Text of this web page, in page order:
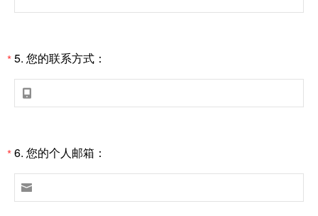
*5. 您的联系方式：

*6. 您的个人邮箱：
